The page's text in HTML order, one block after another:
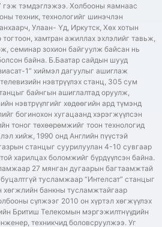
гэж тэмдэглэжээ. Холбооны яамнаас
техник, технологийг шинэчлэн
Улаан- Үд, Иркутск, Хөх хотын
хамтран ажиллах эхлэлийг тавьж,
семинар зохион байгуулж байсан нь
байна. Б.Баатар сайдын шууд
1” хиймэл дагуулыг ашиглаж
нэвтрүүлэх станц, 305 сум
байнгын ашиглалтад оруулж,
нэвтрүүлгийг хөдөөгийн ард түмэнд
богинохон хугацаанд хэрэгжүүлсэн
тоног төхөөрөмжийг тоон технологид
хийж, 1990 онд Английн пүүстэй
станцыг суурилуулан 4-10 сувгаар
харилцах боломжийг бүрдүүлсэн байна.
27 мянган дугаарын багтаамжтай
тусламжаар “Интелсат” станцыг
хөгжлийн банкны тусламжтайгаар
сүлжээг 2010 он хүртэл хөгжүүлэх
Бритиш Телекомын мэргэжилтнүүдийн
техникчид боловсруулжээ. Уг